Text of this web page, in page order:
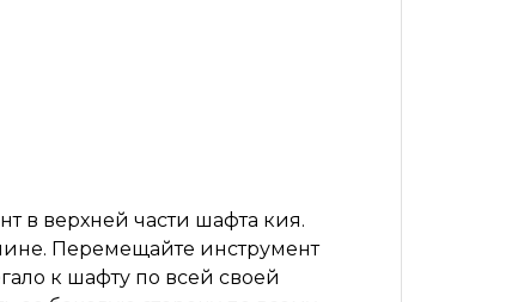
в верхней части шафта кия.
Перемещайте инструмент
к шафту по всей своей